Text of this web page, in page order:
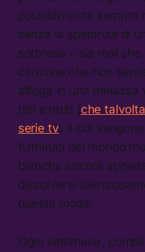
possibilmente sempre
senza la speranza di
sorpresa – sia mai
canzone che non
affoga in una
triti e ritriti (che
serie tv) a cui
fulminati del mondo
bianche ancora
dissolversi
questa moda.
Ogni settimana,